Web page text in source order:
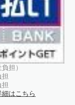
担）
細はこちら